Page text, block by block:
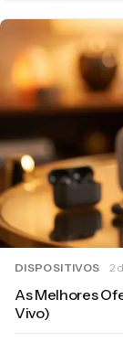
DISPOSITIVOS 2
As Melhores
Vivo)